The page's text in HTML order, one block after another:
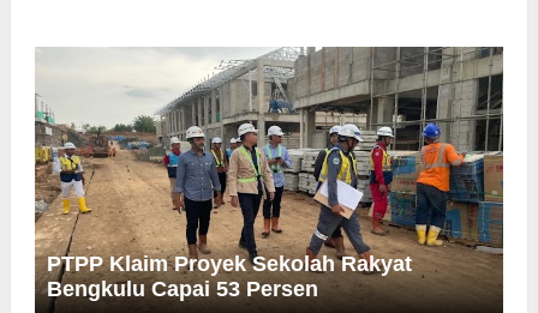
PTPP Klaim Proyek Sekolah Rakyat
Bengkulu Capai 53 Persen